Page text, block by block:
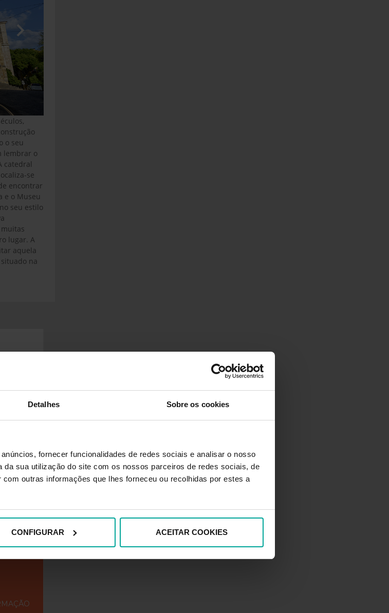
Detalhes Sobre os cookies
fornecer funcionalidades de redes sociais e analisar o nosso
da sua utilização do site com os nossos parceiros de redes sociais, de
outras informações que lhes forneceu ou recolhidas por estes a
CONFIGURAR ACEITAR COOKIES
o seu
lembrar o
catedral
se
encontrar
e o Museu
seu estilo
lugar. A
aquela
na